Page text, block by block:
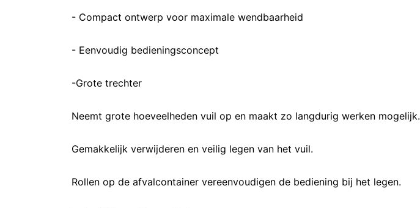
- Compact ontwerp voor maximale wendbaarheid
- Eenvoudig bedieningsconcept
-Grote trechter
Neemt grote hoeveelheden vuil op en maakt zo langdurig werken mogelijk.
Gemakkelijk verwijderen en veilig legen van het vuil.
Rollen op de afvalcontainer vereenvoudigen de bediening bij het legen.